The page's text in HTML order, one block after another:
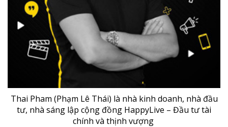
Thai Pham (Phạm Lê Thái) là nhà kinh doanh, nhà đầu
tư, nhà sáng lập cộng đồng HappyLive – Đầu tư tài
chính và thịnh vượng